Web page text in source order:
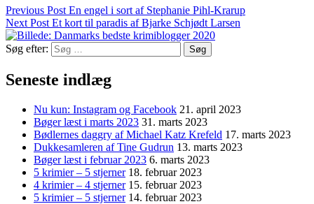
Previous Post En engel i sort af Stephanie Pihl-Krarup
Next Post Et kort til paradis af Bjarke Schjødt Larsen
Søg efter:
Seneste indlæg
Nu kun: Instagram og Facebook 21. april 2023
Bøger læst i marts 2023 31. marts 2023
Bødlernes daggry af Michael Katz Krefeld 17. marts 2023
Dukkesamleren af Tine Gudrun 13. marts 2023
Bøger læst i februar 2023 6. marts 2023
5 krimier – 5 stjerner 18. februar 2023
4 krimier – 4 stjerner 15. februar 2023
5 krimier – 5 stjerner 14. februar 2023